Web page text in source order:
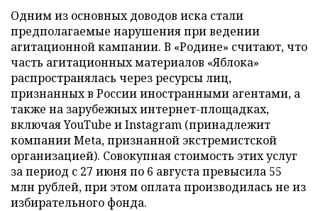
Одним из основных доводов иска стали
предполагаемые нарушения при ведении
агитационной кампании. В «Родине» считают, что
часть агитационных материалов «Яблока»
распространялась через ресурсы лиц,
признанных в России иностранными агентами, а
также на зарубежных интернет-площадках,
включая YouTube и Instagram (принадлежит
компании Meta, признанной экстремистской
организацией). Совокупная стоимость этих услуг
за период с 27 июня по 6 августа превысила 55
млн рублей, при этом оплата производилась не из
избирательного фонда.